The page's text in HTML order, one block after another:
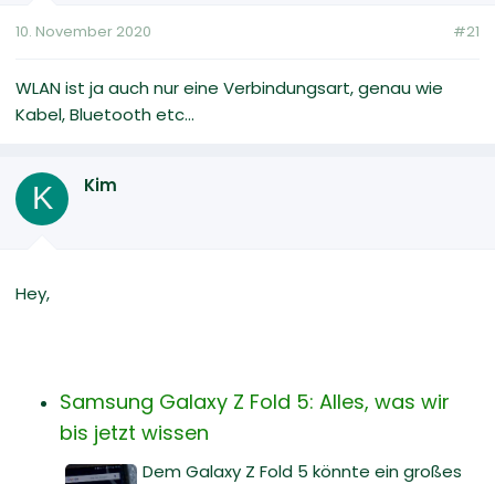
m
10. November 2020 #21
WLAN ist ja auch nur eine Verbindungsart, genau wie
Kabel, Bluetooth etc...
K Kim
Hey,
Samsung Galaxy Z Fold 5: Alles, was wir
bis jetzt wissen
Dem Galaxy Z Fold 5 könnte ein großes